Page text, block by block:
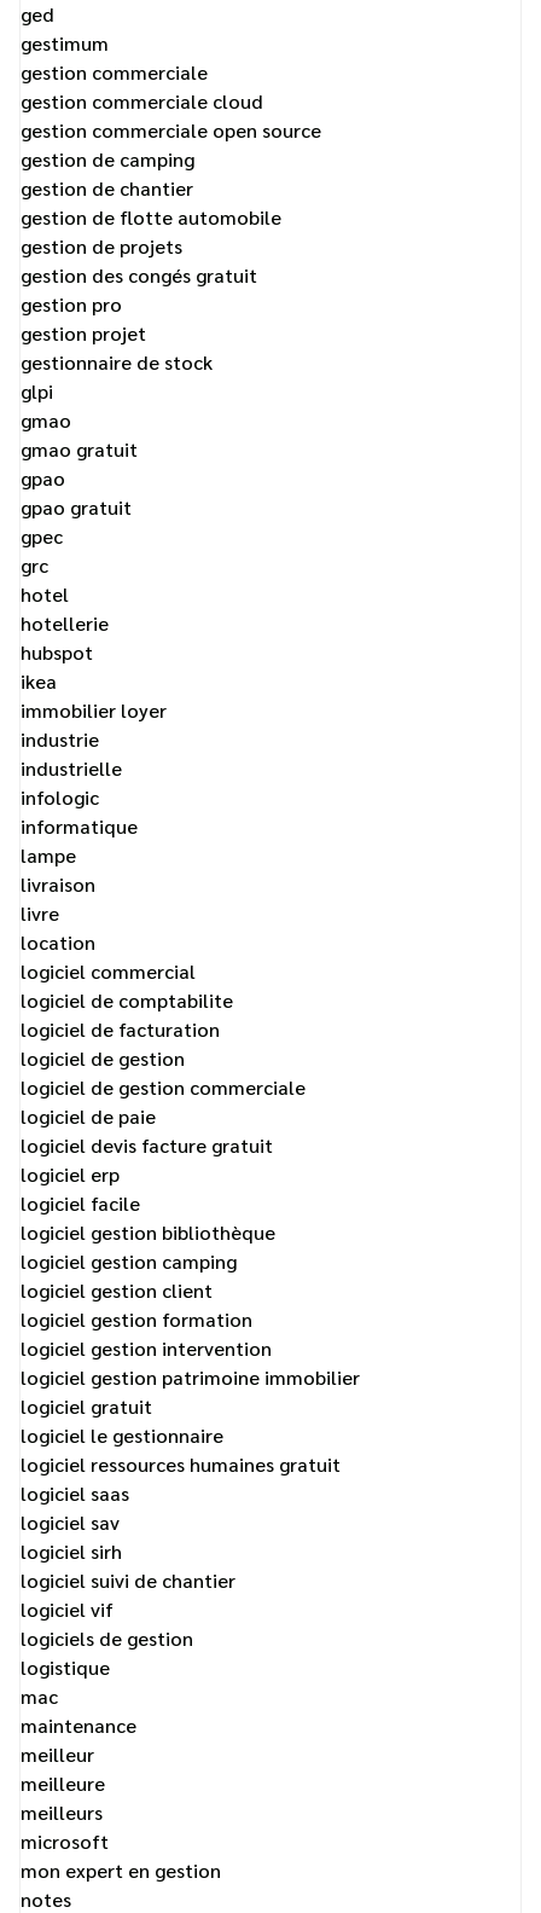
ged
gestimum
gestion commerciale
gestion commerciale cloud
gestion commerciale open source
gestion de camping
gestion de chantier
gestion de flotte automobile
gestion de projets
gestion des congés gratuit
gestion pro
gestion projet
gestionnaire de stock
glpi
gmao
gmao gratuit
gpao
gpao gratuit
gpec
grc
hotel
hotellerie
hubspot
ikea
immobilier loyer
industrie
industrielle
infologic
informatique
lampe
livraison
livre
location
logiciel commercial
logiciel de comptabilite
logiciel de facturation
logiciel de gestion
logiciel de gestion commerciale
logiciel de paie
logiciel devis facture gratuit
logiciel erp
logiciel facile
logiciel gestion bibliothèque
logiciel gestion camping
logiciel gestion client
logiciel gestion formation
logiciel gestion intervention
logiciel gestion patrimoine immobilier
logiciel gratuit
logiciel le gestionnaire
logiciel ressources humaines gratuit
logiciel saas
logiciel sav
logiciel sirh
logiciel suivi de chantier
logiciel vif
logiciels de gestion
logistique
mac
maintenance
meilleur
meilleure
meilleurs
microsoft
mon expert en gestion
notes